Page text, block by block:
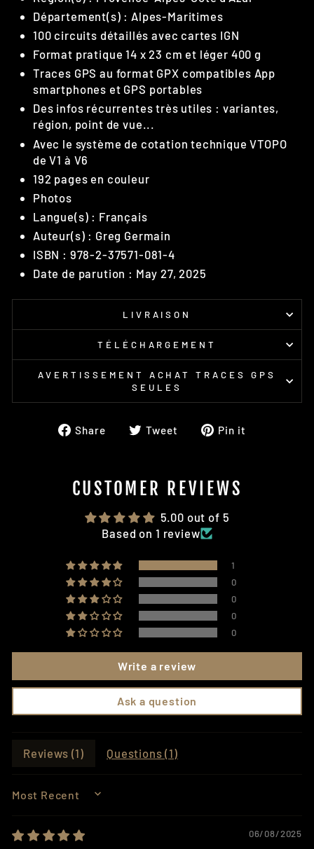
Département(s) : Alpes-Maritimes
100 circuits détaillés avec cartes IGN
Format pratique 14 x 23 cm et léger 400 g
Traces GPS au format GPX compatibles App
smartphones et GPS portables
Des infos récurrentes très utiles : variantes,
région, point de vue...
Avec le système de cotation technique VTOPO
de V1 à V6
192 pages en couleur
Photos
Langue(s) : Français
Auteur(s) : Greg Germain
ISBN : 978-2-37571-081-4
Date de parution : May 27, 2025
LIVRAISON
TÉLÉCHARGEMENT
AVERTISSEMENT ACHAT TRACES GPS
SEULES
Share
ShareTweet
TweetPin it
CUSTOMER REVIEWS
5.00 out of 5
Based on 1 review
1
0
0
0
0
Write a review
Ask a question
Reviews (1) Questions (1)
SORT BY
06/08/2025